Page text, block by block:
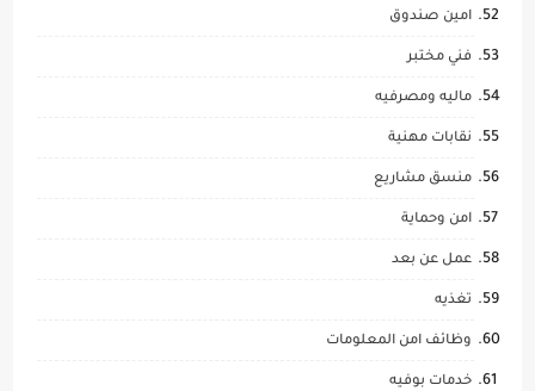
امين صندوق
فني مختبر
ماليه ومصرفيه
نقابات مهنية
منسق مشاريع
امن وحماية
عمل عن بعد
تغذيه
وظائف امن المعلومات
خدمات بوفيه